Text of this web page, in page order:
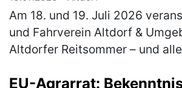
Am 18. und 19. Juli 2026
und Fahrverein Altdorf &
Altdorfer Reitsommer – und
Besucher erleb… (mehr)
EU-Agrarrat: